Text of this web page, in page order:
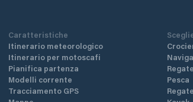
Caratteristiche
Itinerario meteorologico
Itinerario per motoscafi
Pianifica partenza
Modelli corrente
Tracciamento GPS
Regate
Pesca